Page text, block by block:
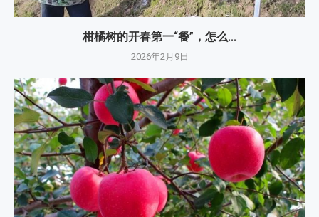
柑橘树的开春第一“餐”，怎么...
2026年2月9日